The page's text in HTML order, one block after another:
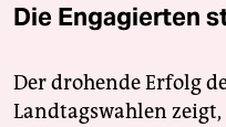
Die Engagierten
Der drohende Erfolg
Landtagswahlen